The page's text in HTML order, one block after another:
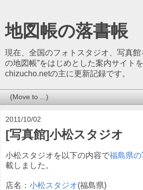
地図帳の落書帳
現在、全国のフォトスタジオ、写真館
の地図帳”をはじめとした案内サイト
chizucho.netの主に更新記録です。
2011/10/02
[写真館]小松スタジオ
小松スタジオを以下の内容で福島県
載しました。
店名： 小松スタジオ(福島県)